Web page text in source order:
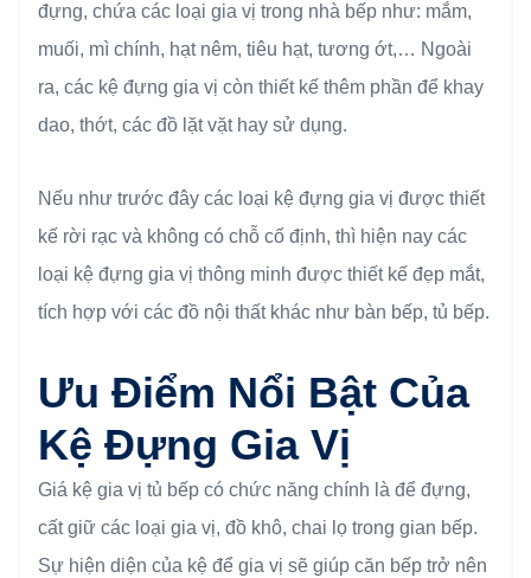
đựng, chứa các loại gia vị trong nhà bếp như: mắm,
muối, mì chính, hạt nêm, tiêu hạt, tương ớt,… Ngoài
ra, các kệ đựng gia vị còn thiết kế thêm phần để khay
dao, thớt, các đồ lặt vặt hay sử dụng.
Nếu như trước đây các loại kệ đựng gia vị được thiết
kế rời rạc và không có chỗ cố định, thì hiện nay các
loại kệ đựng gia vị thông minh được thiết kế đẹp mắt,
tích hợp với các đồ nội thất khác như bàn bếp, tủ bếp.
Ưu Điểm Nổi Bật Của
Kệ Đựng Gia Vị
Giá kệ gia vị tủ bếp có chức năng chính là để đựng,
cất giữ các loại gia vị, đồ khô, chai lọ trong gian bếp.
Sự hiện diện của kệ để gia vị sẽ giúp căn bếp trở nên